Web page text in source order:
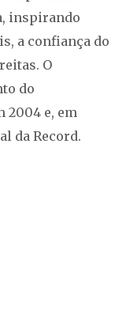
inspirando
a confiança do
O
do
2004 e, em
da Record.